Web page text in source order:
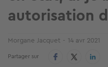
autorisation
Morgane Jacquet 14 avr 2021
Partager sur